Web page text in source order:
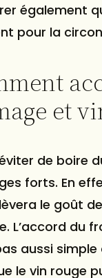
également
pour la
et
de boire
forts. En
le goût
L’accord du
aussi simple
le vin rouge